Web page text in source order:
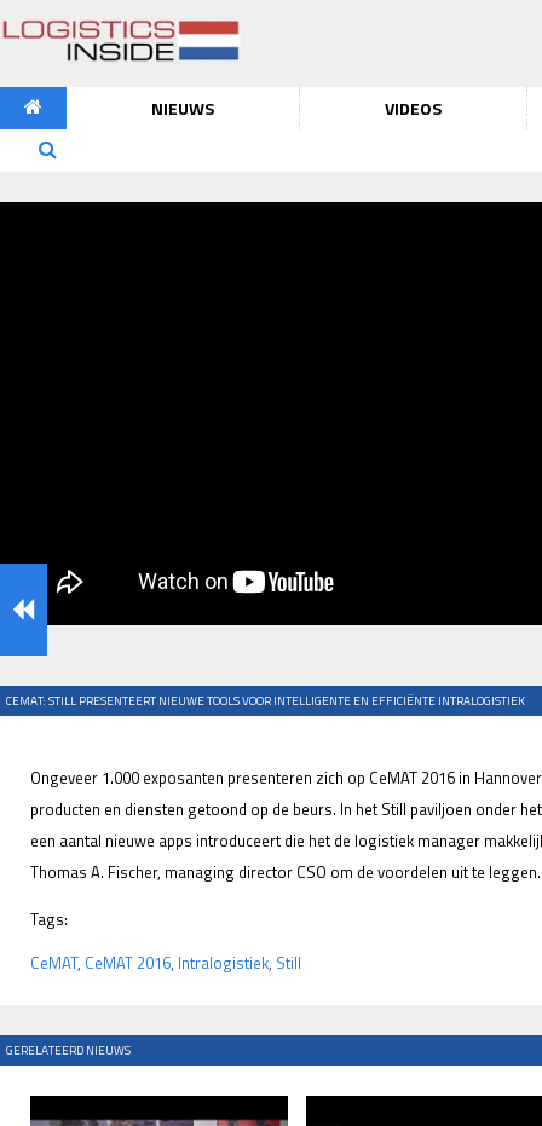
NIEUWS VIDEOS
CEMAT: STILL PRESENTEERT NIEUWE TOOLS VOOR INTELLIGENTE EN EFFICIËNTE INTRALOGISTIEK
Ongeveer 1.000 exposanten presenteren zich op CeMAT 2016 in
producten en diensten getoond op de beurs. In het Still paviljoen onder
een aantal nieuwe apps introduceert die het de logistiek manager
Thomas A. Fischer, managing director CSO om de voordelen uit te
Tags:
CeMAT, CeMAT 2016, Intralogistiek, Still
GERELATEERD NIEUWS